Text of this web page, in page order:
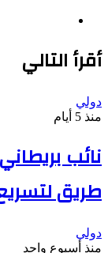
أقرأ التالي
دولي
منذ 5 أيام
نائب
طريق
دولي
منذ أسبوع واحد